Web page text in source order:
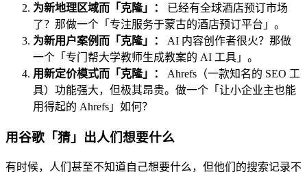
为新地理区域而「克隆」：
已经有全球酒店预订市场
了？那做一个「专注服务于蒙古的酒店预订平台」。
为新用户案例而「克隆」：
AI 内容创作者很火？那做
一个「专门帮大学教师生成教案的 AI 工具」。
用新定价模式而「克隆」：
Ahrefs（一款知名的 SEO 工
具）功能强大，但极其昂贵。做一个「让小企业主也能
用得起的 Ahrefs」如何？
用谷歌「猜」出人们想要什么
有时候，人们甚至不知道自己想要什么，但他们的搜索记录不